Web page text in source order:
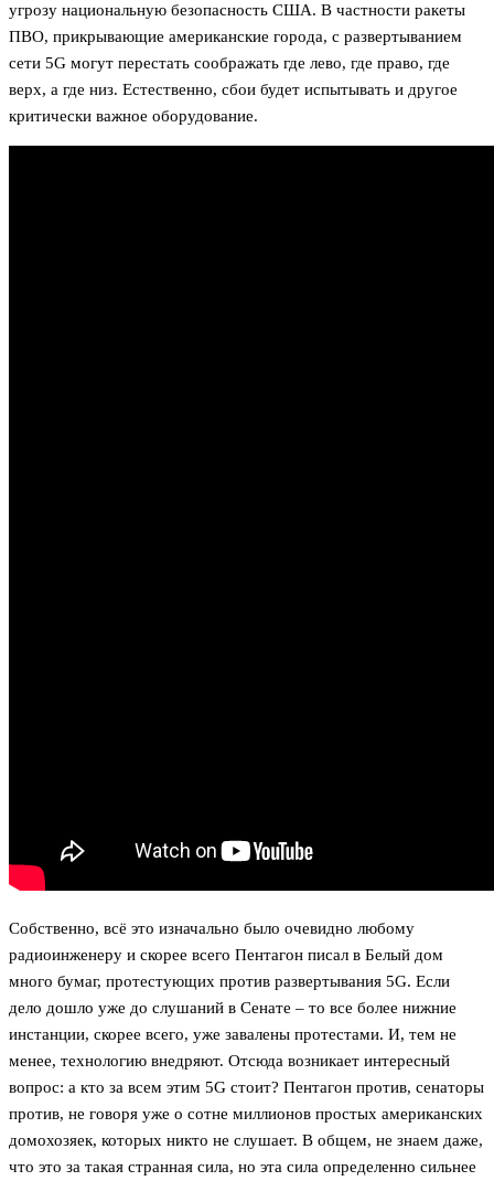
угрозу национальную безопасность США. В частности ракеты
ПВО, прикрывающие американские города, с развертыванием
сети 5G могут перестать соображать где лево, где право, где
верх, а где низ. Естественно, сбои будет испытывать и другое
критически важное оборудование.
Собственно, всё это изначально было очевидно любому
радиоинженеру и скорее всего Пентагон писал в Белый дом
много бумаг, протестующих против развертывания 5G. Если
дело дошло уже до слушаний в Сенате – то все более нижние
инстанции, скорее всего, уже завалены протестами. И, тем не
менее, технологию внедряют. Отсюда возникает интересный
вопрос: а кто за всем этим 5G стоит? Пентагон против, сенаторы
против, не говоря уже о сотне миллионов простых американских
домохозяек, которых никто не слушает. В общем, не знаем даже,
что это за такая странная сила, но эта сила определенно сильнее